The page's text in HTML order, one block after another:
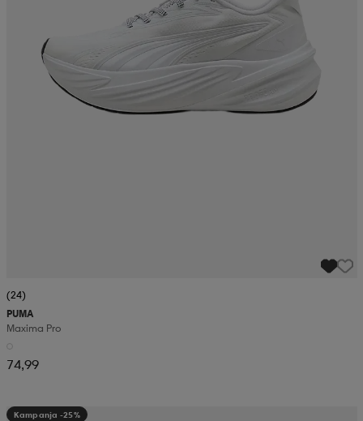
(24)
PUMA
Maxima Pro
74,99
Kampanja -25%